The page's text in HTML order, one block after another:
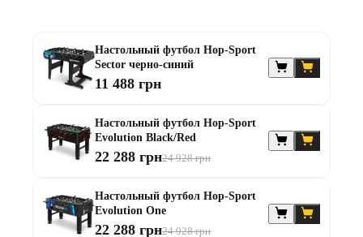
Настольный футбол Hop-Sport
Sector черно-синий
11 488 грн
Настольный футбол Hop-Sport
Evolution Black/Red
22 288 грн24 928 грн
Настольный футбол Hop-Sport
Evolution One
22 288 грн24 928 грн